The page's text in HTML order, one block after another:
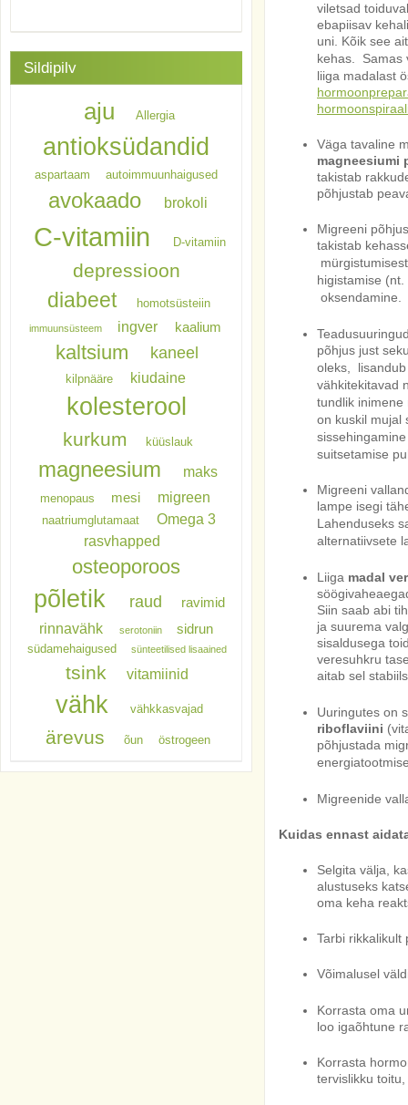
viletsad
ebapiisav
uni. Kõik see
kehas.
Samas
liiga madalast
Väga tavaline
magneesiumi
takistab
põhjustab
Migreeni
takistab
higistamise
oksendamine.
põhjus just
oleks,
vähkitekitavad
tundlik inimene
on kuskil mujal
suitsetamise
Migreeni
lampe isegi
Lahenduseks
alternatiivsete
Liiga madal
Siin saab abi
ja suurema
sisaldusega
veresuhkru
aitab sel
Uuringutes on
riboflaviini
põhjustada
Migreenide
Kuidas ennast
Selgita välja,
alustuseks
oma keha
Tarbi rikkalikult
Võimalusel
Korrasta oma
loo igaõhtune
Korrasta
tervislikku
Sildipilv
aju Allergia
antioksüdandid
aspartaam autoimmuunhaigused
avokaado brokoli
C-vitamiin D-vitamiin
depressioon
diabeet homotsüsteiin
immuunsüsteem ingver kaalium
kaltsium kaneel
kilpnääre kiudaine
kolesterool
kurkum küüslauk
magneesium maks
menopaus mesi migreen
naatriumglutamaat
Omega 3
rasvhapped
osteoporoos
põletik raud ravimid
rinnavähk serotoniin sidrun
südamehaigused sünteetilised lisaained
tsink vitamiinid
vähk vähkkasvajad
ärevus õun östrogeen